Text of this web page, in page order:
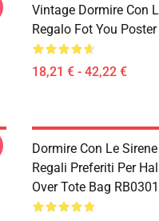
Vintage Dormire Con
Regalo Fot You Poster
18,21 € - 42,22 €
Dormire Con Le
Regali Preferiti Per
Over Tote Bag RB0301